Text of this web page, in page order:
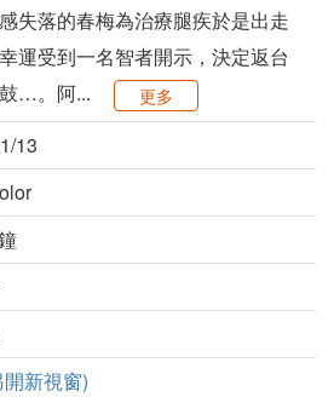
失落的春梅為治療腿疾於是出走
運受到一名智者開示，決定返台
…。阿...
更多
13
開新視窗)